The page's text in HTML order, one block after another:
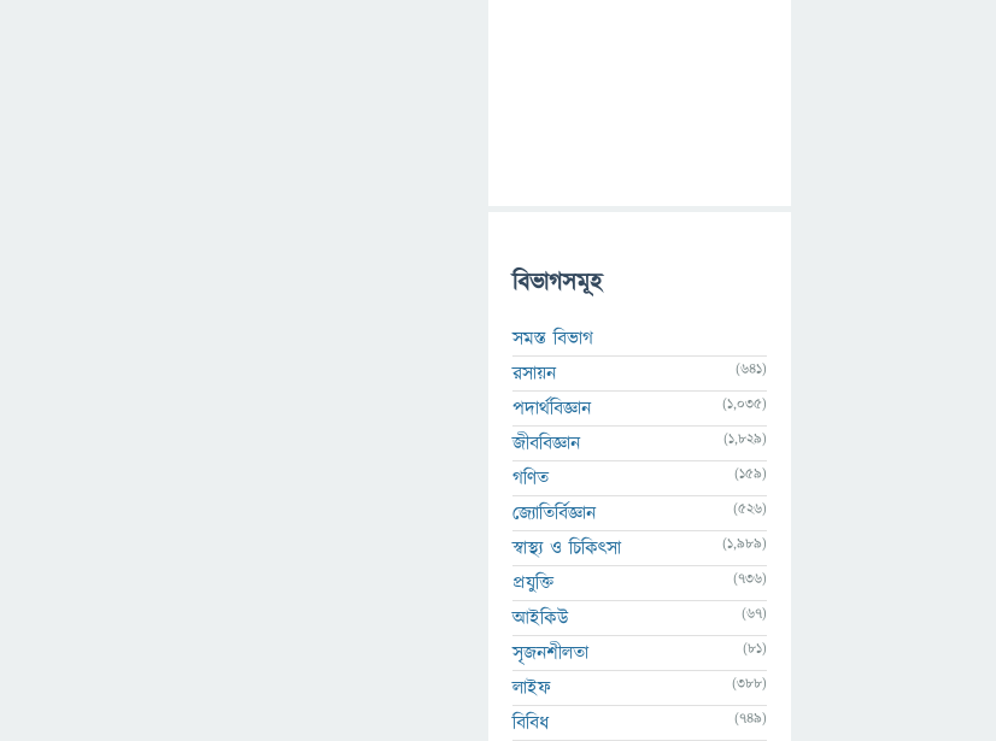
বিভাগসমূহ
সমস্ত বিভাগ
রসায়ন
(641)
পদার্থবিজ্ঞান (1,035)
জীববিজ্ঞান (1,829)
গণিত (159)
জ্যোতির্বিজ্ঞান (526)
স্বাস্থ্য ও চিকিৎসা (1,989)
প্রযুক্তি (736)
আইকিউ (67)
সৃজনশীলতা (81)
লাইফ (388)
বিবিধ (749)